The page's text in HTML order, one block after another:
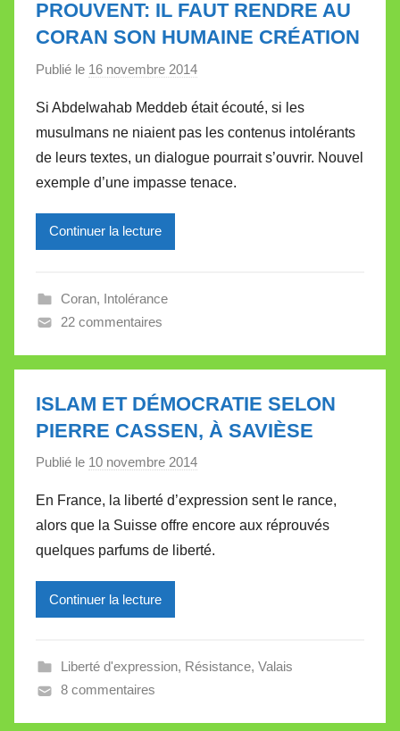
t
t
PROUVENT: IL FAUT RENDRE AU
CORAN SON HUMAINE CRÉATION
Publié le 16 novembre 2014
r
M
i
r
l
l
t
Si Abdelwahab Meddeb était écouté, si les
musulmans ne niaient pas les contenus intolérants
de leurs textes, un dialogue pourrait s’ouvrir. Nouvel
exemple d’une impasse tenace.
Continuer la lecture
Coran, Intolérance
22 commentaires
ISLAM ET DÉMOCRATIE SELON
PIERRE CASSEN, À SAVIÈSE
Publié le 10 novembre 2014
r
M
i
l
En France, la liberté d’expression sent le rance,
alors que la Suisse offre encore aux réprouvés
quelques parfums de liberté.
Continuer la lecture
Liberté d'expression, Résistance, Valais
8 commentaires